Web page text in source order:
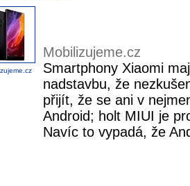
Mobilizujeme.cz
Smartphony Xiaomi
nadstavbu, že
přijít, že se ani v
Android; holt MIUI je
Navíc to vypadá, že